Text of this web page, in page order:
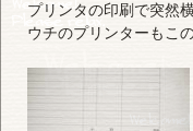
プリンタの印刷で突然
ウチのプリンターもこ